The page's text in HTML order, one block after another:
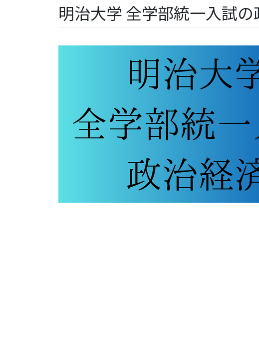
明治大学 全学部統一入試